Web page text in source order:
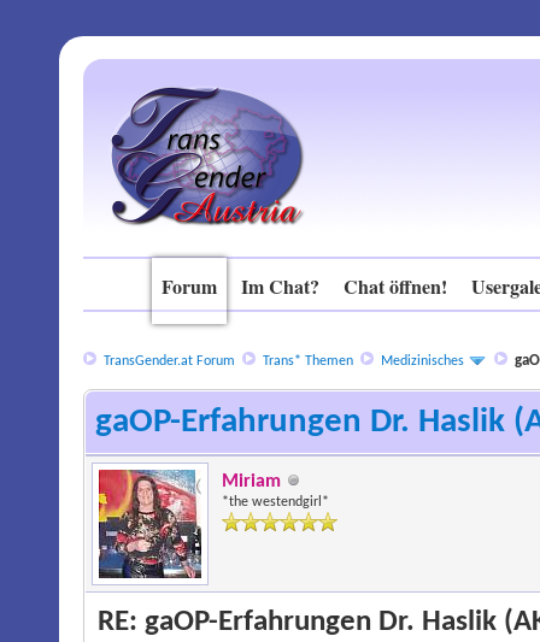
Forum Im Chat? Chat öffnen!
TransGender.at Forum Trans* Themen Medizinisches
gaOP-Erfahrungen Dr. Haslik
Miriam
*the westendgirl*
RE: gaOP-Erfahrungen Dr. Haslik